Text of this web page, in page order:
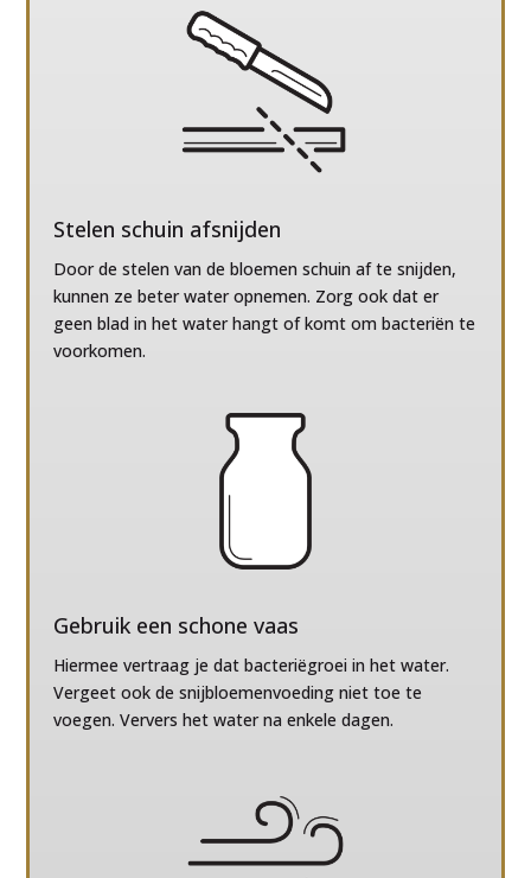
Stelen schuin afsnijden
Door de stelen van de bloemen schuin af te snijden,
kunnen ze beter water opnemen. Zorg ook dat er
geen blad in het water hangt of komt om bacteriën te
voorkomen.
Gebruik een schone vaas
Hiermee vertraag je dat bacteriëgroei in het water.
Vergeet ook de snijbloemenvoeding niet toe te
voegen. Ververs het water na enkele dagen.